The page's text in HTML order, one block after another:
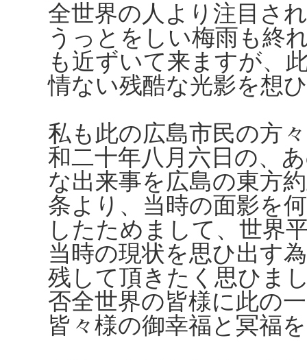
全世界の人より注目さ
うっとをしい梅雨も終
も近ずいて来ますが、
情ない残酷な光影を想
私も此の広島市民の方
和二十年八月六日の、
な出来事を広島の東方
条より、当時の面影を
したためまして、世界
当時の現状を思ひ出す
残して頂きたく思ひま
否全世界の皆様に此の
皆々様の御幸福と冥福